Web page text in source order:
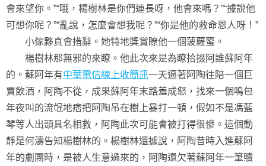
會來望你。”“哦，楊樹林是你們連長呀，他會來嗎？”“據說他
可想你呢？”“亂說，怎麼會想我呢？”“你是他的救命恩人呀！”
小傢夥真會措辭。她特地獎賞瞭他一個菠蘿蜜。
楊樹林那無邪的來瞭。他此次來是為瞭拾掇阿誰蘇阿年
的。蘇阿年有中華電信線上收簡訊一天逼著阿陶往陪一個巨
賈飲酒，阿陶不從，成果蘇阿年末路羞成怒，找來一個鳴包
年夜叫的流氓地痞把阿陶吊在樹上暴打一頓，假如不是馮藍
琴等人出頭具名相救，阿陶此次可能會被打得很慘。這個動
靜是何濤告知楊樹林的。楊樹林還據說，阿陶昔時入進蘇阿
年的劇團時，是被人生意過來的，阿陶還欠著蘇阿年一筆贖